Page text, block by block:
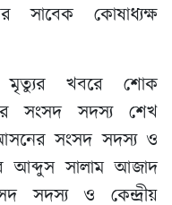
সাবেক কোষাধ্যক্ষ
মৃত্যুর খবরে শোক
সংসদ সদস্য শেখ
আসনের সংসদ সদস্য ও
আব্দুস সালাম আজাদ
সদস্য ও কেন্দ্রীয়